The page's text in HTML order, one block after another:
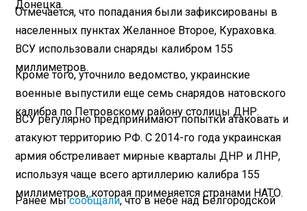
Донецка.
Отмечается, что попадания были зафиксированы в
населенных пунктах Желанное Второе, Кураховка.
ВСУ использовали снаряды калибром 155
миллиметров.
Кроме того, уточнило ведомство, украинские
военные выпустили еще семь снарядов натовского
калибра по Петровскому району столицы ДНР.
ВСУ регулярно предпринимают попытки атаковать и
атакуют территорию РФ. С 2014-го года украинская
армия обстреливает мирные кварталы ДНР и ЛНР,
используя чаще всего артиллерию калибра 155
миллиметров, которая применяется странами НАТО.
Ранее мысообщали, что в небе над Белгородской